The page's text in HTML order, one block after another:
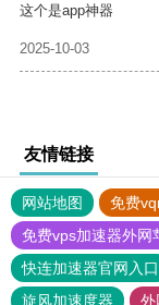
这个是app神器
2025-10-03
友情链接
网站地图 免费
免费vps加速器外网
快连加速器官网入口
旋风加速度器
外